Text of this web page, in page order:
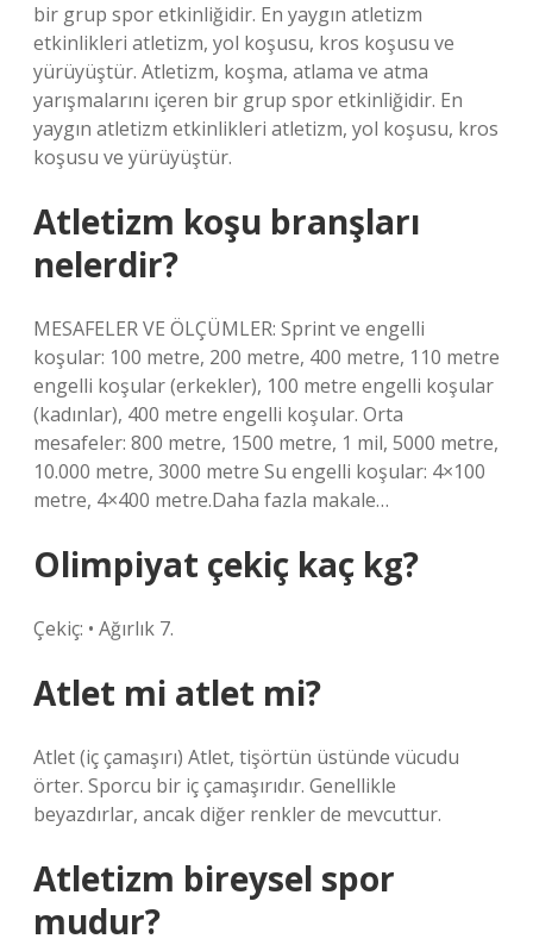
bir grup spor etkinliğidir. En yaygın atletizm
etkinlikleri atletizm, yol koşusu, kros koşusu ve
yürüyüştür. Atletizm, koşma, atlama ve atma
yarışmalarını içeren bir grup spor etkinliğidir. En
yaygın atletizm etkinlikleri atletizm, yol koşusu, kros
koşusu ve yürüyüştür.
Atletizm koşu branşları
nelerdir?
MESAFELER VE ÖLÇÜMLER: Sprint ve engelli
koşular: 100 metre, 200 metre, 400 metre, 110 metre
engelli koşular (erkekler), 100 metre engelli koşular
(kadınlar), 400 metre engelli koşular. Orta
mesafeler: 800 metre, 1500 metre, 1 mil, 5000 metre,
10.000 metre, 3000 metre Su engelli koşular: 4×100
metre, 4×400 metre.Daha fazla makale…
Olimpiyat çekiç kaç kg?
Çekiç: • Ağırlık 7.
Atlet mi atlet mi?
Atlet (iç çamaşırı) Atlet, tişörtün üstünde vücudu
örter. Sporcu bir iç çamaşırıdır. Genellikle
beyazdırlar, ancak diğer renkler de mevcuttur.
Atletizm bireysel spor
mudur?